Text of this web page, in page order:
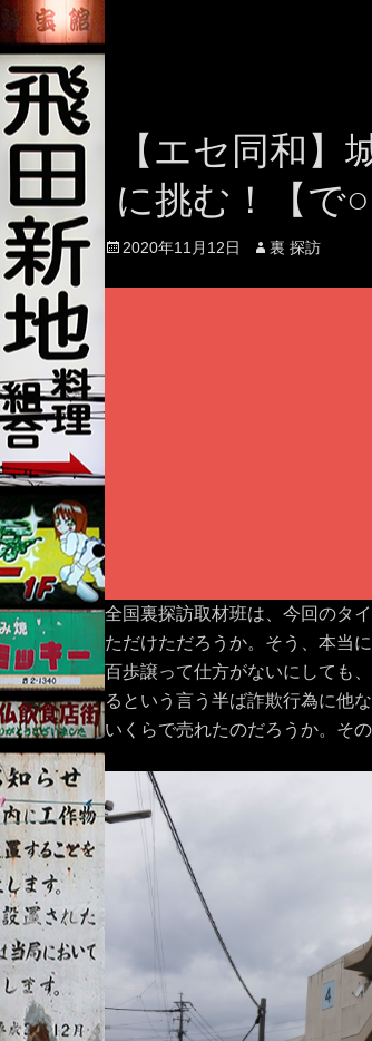
【エセ同和
に挑む！【で
Posted
2020年11月12日 Author
裏 探訪
全国裏探訪取材班は、今回のタ
ただけただろうか。そう、本当
百歩譲って仕方がないにしても
るという言う半ば詐欺行為に他
いくらで売れたのだろうか。そ